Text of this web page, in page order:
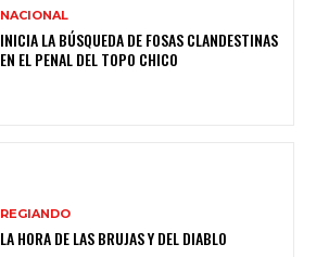
NACIONAL
INICIA LA BÚSQUEDA DE FOSAS CLANDESTINAS
EN EL PENAL DEL TOPO CHICO
REGIANDO
LA HORA DE LAS BRUJAS Y DEL DIABLO